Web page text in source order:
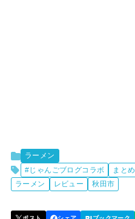
ラーメン
#じゃんごブログコラボ
まとめ
ラーメン
レビュー 秋田市